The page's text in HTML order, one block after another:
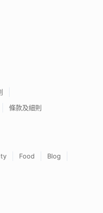
條款及細則
Food
Blog